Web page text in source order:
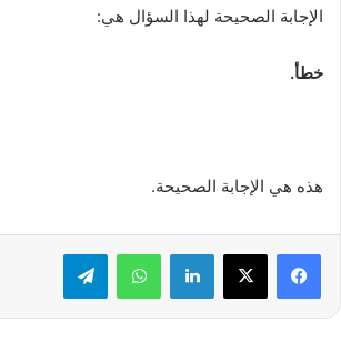
الإجابة الصحيحة لهذا السؤال هي:
خطأ.
هذه هي الإجابة الصحيحة.
لينكدإن واتساب تيلقرام